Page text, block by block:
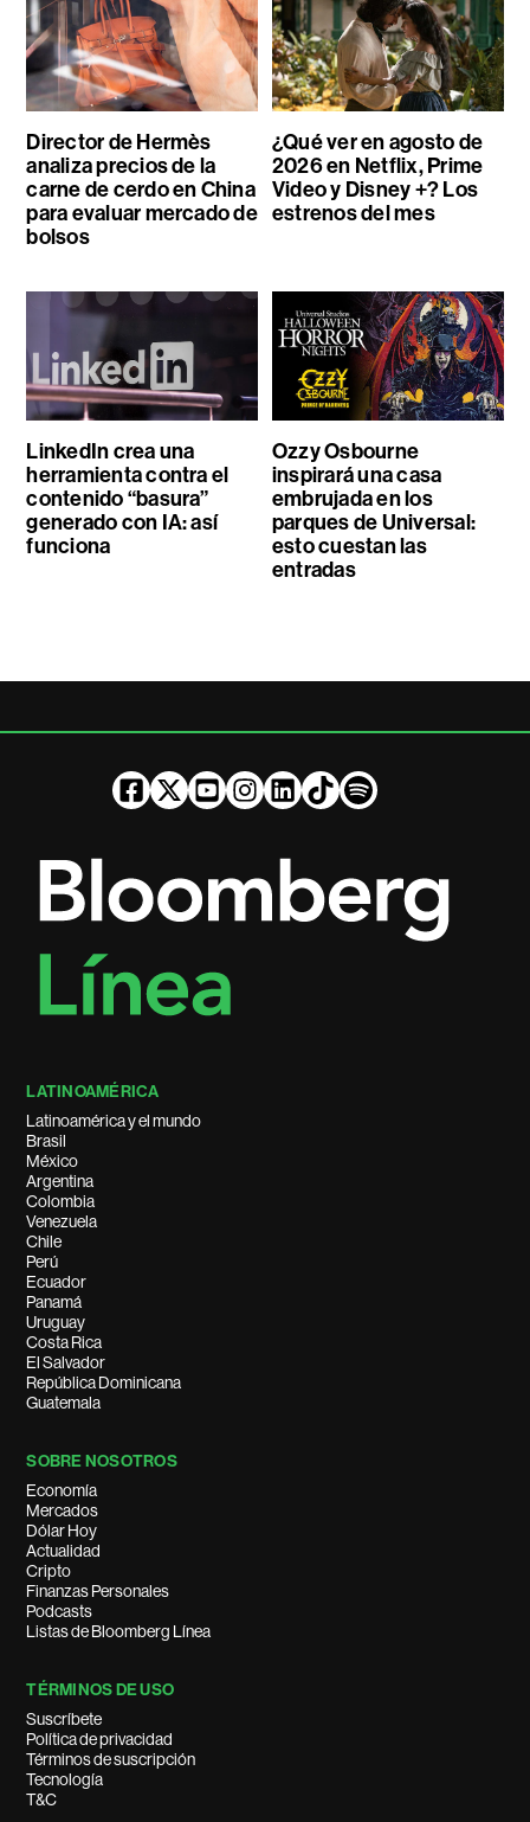
Director de Hermès
analiza precios de la
carne de cerdo en China
para evaluar mercado de
bolsos
¿Qué ver en agosto de
2026 en Netflix, Prime
Video y Disney +? Los
estrenos del mes
LinkedIn crea una
herramienta contra el
contenido “basura”
generado con IA: así
funciona
Ozzy Osbourne
inspirará una casa
embrujada en los
parques de Universal:
esto cuestan las
entradas
LATINOAMÉRICA
Latinoamérica y el mundo
Brasil
México
Argentina
Colombia
Venezuela
Chile
Perú
Ecuador
Panamá
Uruguay
Costa Rica
El Salvador
República Dominicana
Guatemala
SOBRE NOSOTROS
Economía
Mercados
Dólar Hoy
Actualidad
Cripto
Finanzas Personales
Podcasts
Listas de Bloomberg Línea
TÉRMINOS DE USO
Suscríbete
Política de privacidad
Términos de suscripción
Tecnología
T&C